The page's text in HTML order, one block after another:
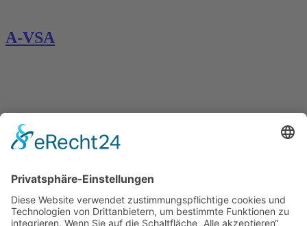
A-VSA
Nützliche Links
Links
Rechtliches